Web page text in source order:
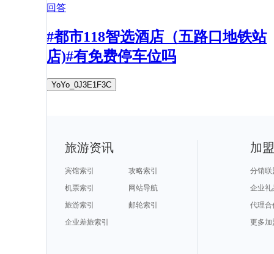
回答
#都市118智选酒店（五路口地铁站
店)#有免费停车位吗
YoYo_0J3E1F3C
旅游资讯
宾馆索引
攻略索引
机票索引
网站导航
旅游索引
邮轮索引
企业差旅索引
加
分销联
企业礼
代理合
更多加